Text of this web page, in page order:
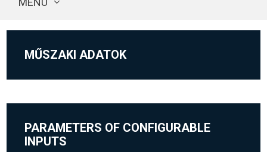
MŰSZAKI ADATOK
PARAMETERS OF CONFIGURABLE
INPUTS